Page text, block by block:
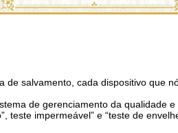
de salvamento, cada dispositivo que
de gerenciamento da qualidade
teste impermeável” e “teste de